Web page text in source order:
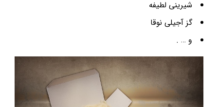
شیرینی لطیفه
گز آجیلی نوقا
و … .